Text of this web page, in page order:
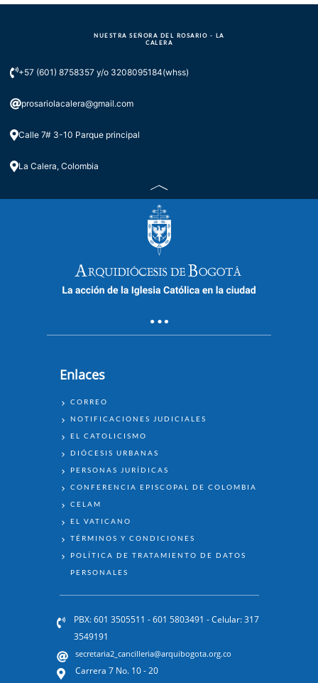
NUESTRA SEÑORA DEL ROSARIO - LA
CALERA
+57 (601) 8758357 y/o 3208095184(whss)
prosariolacalera@gmail.com
Calle 7# 3-10 Parque principal
La Calera, Colombia
Enlaces
ENLACES
CORREO
NOTIFICACIONES JUDICIALES
EL CATOLICISMO
DIÓCESIS URBANAS
PERSONAS JURÍDICAS
CONFERENCIA EPISCOPAL DE COLOMBIA
CELAM
EL VATICANO
TÉRMINOS Y CONDICIONES
POLÍTICA DE TRATAMIENTO DE DATOS
PERSONALES
PBX: 601 3505511 - 601 5803491 - Celular: 317
3549191
secretaria2_cancilleria@arquibogota.org.co
Carrera 7 No. 10 - 20